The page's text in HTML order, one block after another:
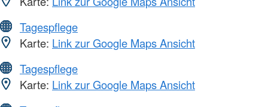
Tagespflege
Karte: Link zur Google Maps Ansicht
Tagespflege
Karte: Link zur Google Maps Ansicht